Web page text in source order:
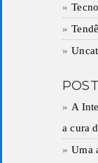
A
a cura
Uma